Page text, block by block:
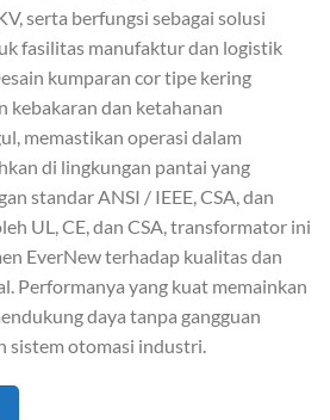
serta berfungsi sebagai solusi
fasilitas manufaktur dan logistik
kumparan cor tipe kering
kebakaran dan ketahanan
memastikan operasi dalam
di lingkungan pantai yang
standar ANSI / IEEE, CSA, dan
UL, CE, dan CSA, transformator ini
EverNew terhadap kualitas dan
Performanya yang kuat memainkan
daya tanpa gangguan
sistem otomasi industri.